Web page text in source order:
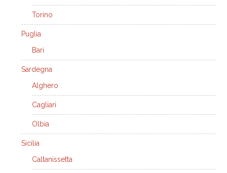
Torino
Puglia
Bari
Sardegna
Alghero
Cagliari
Olbia
Sicilia
Caltanissetta